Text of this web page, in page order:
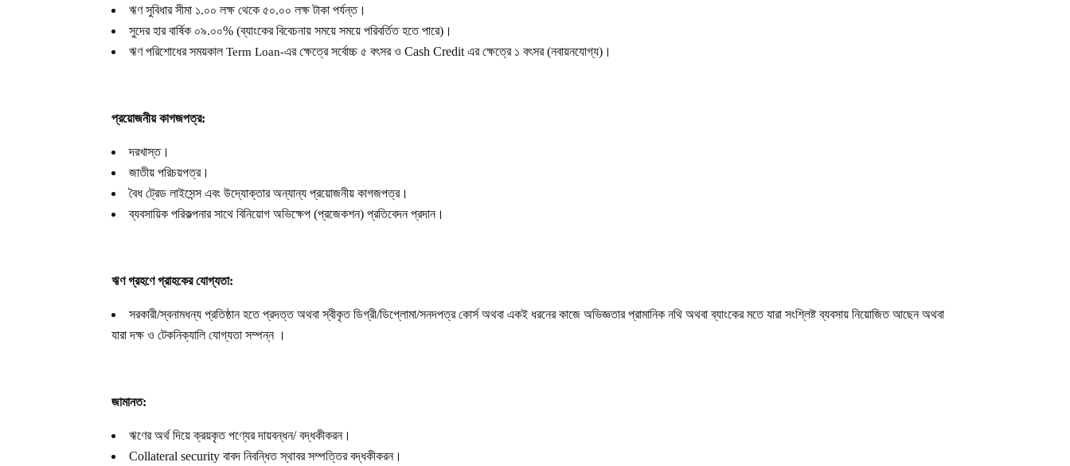
ঋণ সুবিধার সীমা ১.০০ লক্ষ থেকে ৫০.০০ লক্ষ টাকা পর্যন্ত।
সুদের হার বার্ষিক ০৯.০০% (ব্যাংকের বিবেচনায় সময়ে সময়ে পরিবর্তিত হতে পারে)।
ঋণ পরিশোধের সময়কালTerm Loan-এর ক্ষেত্রে সর্বোচ্চ ৫ বৎসর ও Cash Credit এর ক্ষেত্রে ১ বৎসর (নবায়নযোগ্য)।
প্রয়োজনীয় কাগজপত্র:
দরখাস্ত।
জাতীয় পরিচয়পত্র।
বৈধ ট্রেড লাইসেন্স এবং উদ্যোক্তার অন্যান্য প্রয়োজনীয় কাগজপত্র।
ব্যবসায়িক পরিকল্পনার সাথে বিনিয়োগ অভিক্ষেপ (প্রজেকশন) প্রতিবেদন প্রদান।
ঋণ গ্রহণে গ্রাহকের যোগ্যতা:
সরকারী/স্বনামধন্য প্রতিষ্ঠান হতে প্রদত্ত অথবা স্বীকৃত ডিগ্রী/ডিপ্লোমা/সনদপত্র কোর্স অথবা একই ধরনের কাজে অভিজ্ঞতার প্রামানিক নথি অথবা ব্যাংকের মতে যারা সংশ্লিষ্ট ব্যবসায় নিয়োজিত আছেন অথবা
যারা দক্ষ ও টেকনিক্যালি যোগ্যতা সম্পন্ন ।
জামানত:
ঋণের অর্থ দিয়ে ক্রয়কৃত পণ্যের দায়বন্ধন/ বদ্ধকীকরন।
Collateral securityবাবদ নিবন্ধিত স্থাবর সম্পত্তির বদ্ধকীকরন।